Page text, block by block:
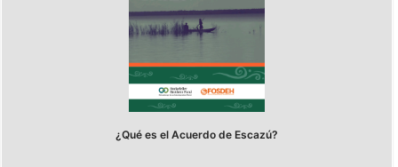
¿Qué es el Acuerdo de Escazú?